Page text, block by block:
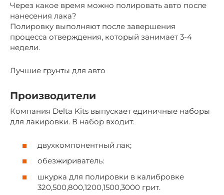
Через какое время можно полировать авто после
нанесения лака?
Полировку выполняют после завершения
процесса отверждения, который занимает 3-4
недели.
Лучшие грунты для авто
Производители
Компания Delta Kits выпускает единичные наборы
для лакировки. В набор входит:
двухкомпонентный лак;
обезжириватель:
шкурка для полировки в калибровке
320,500,800,1200,1500,3000 грит.